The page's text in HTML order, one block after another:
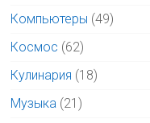
Компьютеры (49)
Космос (62)
Кулинария (18)
Музыка (21)